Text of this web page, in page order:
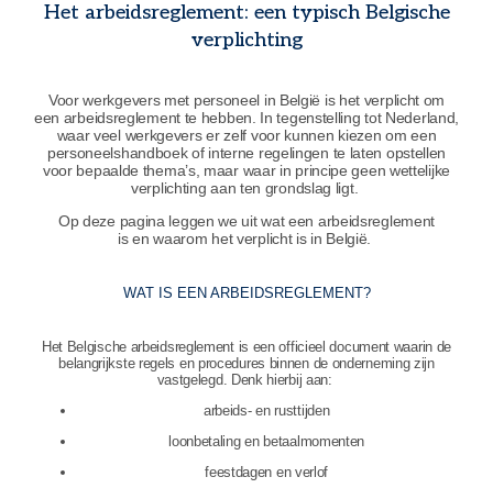
Het arbeidsreglement: een typisch Belgische
verplichting
Voor werkgevers met personeel in België is het verplicht om
een arbeidsreglement te hebben. In tegenstelling tot Nederland,
waar veel werkgevers er zelf voor kunnen kiezen om een
personeelshandboek of interne regelingen te laten opstellen
voor bepaalde thema’s, maar waar in principe geen wettelijke
verplichting aan ten grondslag ligt.
Op deze pagina leggen we uit wat een arbeidsreglement
is en waarom het verplicht is in België.
WAT IS EEN ARBEIDSREGLEMENT?
Het Belgische arbeidsreglement is een officieel document waarin de
belangrijkste regels en procedures binnen de onderneming zijn
vastgelegd. Denk hierbij aan:
arbeids- en rusttijden
loonbetaling en betaalmomenten
feestdagen en verlof